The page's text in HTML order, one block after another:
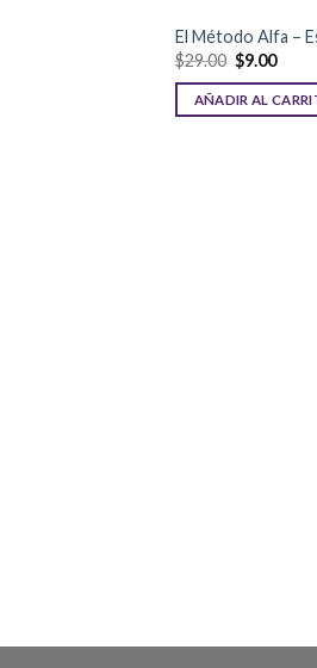
El Método Alfa –
$29.00 $9.00
AÑADIR AL